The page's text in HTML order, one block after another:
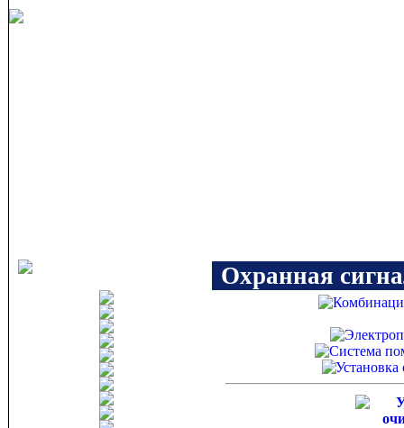
Охранная